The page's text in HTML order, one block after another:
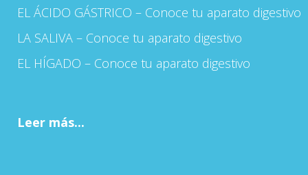
EL ÁCIDO GÁSTRICO – Conoce tu aparato digestivo
LA SALIVA – Conoce tu aparato digestivo
EL HÍGADO – Conoce tu aparato digestivo
Leer más...